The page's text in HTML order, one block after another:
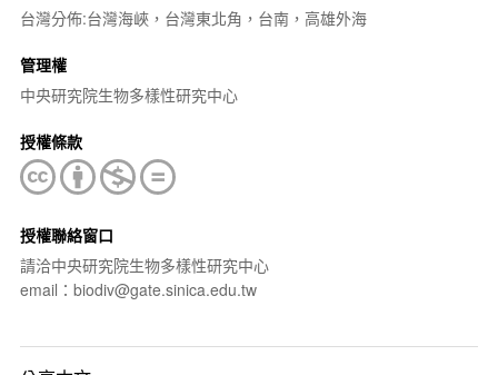
台灣分佈:台灣海峽，台灣東北角，台南，高雄外海
管理權
中央研究院生物多樣性研究中心
授權條款
授權聯絡窗口
請洽中央研究院生物多樣性研究中心
email：biodiv@gate.sinica.edu.tw